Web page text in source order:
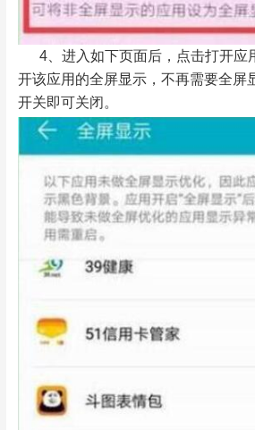
4、进入如下页面后，点击打开应
开该应用的全屏显示，不再需要全屏
开关即可关闭。